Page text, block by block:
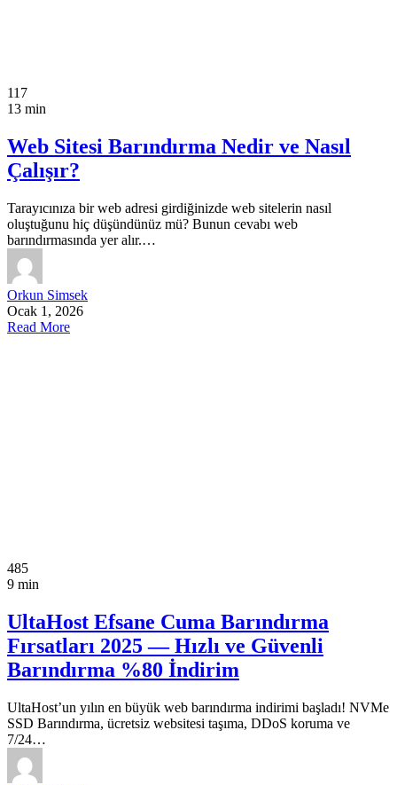
117
13 min
Web Sitesi Barındırma Nedir ve Nasıl
Çalışır?
Tarayıcınıza bir web adresi girdiğinizde web sitelerin nasıl
oluştuğunu hiç düşündünüz mü? Bunun cevabı web
barındırmasında yer alır.…
Orkun Simsek
Ocak 1, 2026
Read More
485
9 min
UltaHost Efsane Cuma Barındırma
Fırsatları 2025 — Hızlı ve Güvenli
Barındırma %80 İndirim
UltaHost’un yılın en büyük web barındırma indirimi başladı! NVMe
SSD Barındırma, ücretsiz websitesi taşıma, DDoS koruma ve
7/24…